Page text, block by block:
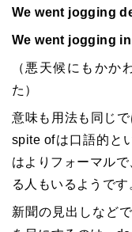
We went jogging
We went jogging
（悪天候にもかか
た）
意味も用法も同じ
spite ofは口語的と
はよりフォーマル
る人もいるようです
新聞の見出しなど